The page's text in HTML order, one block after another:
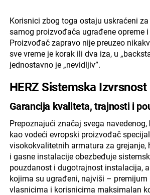
Korisnici zbog toga ostaju uskraćeni
samog proizvođača ugrađene opreme
Proizvođač zapravo nije preuzeo
sve vreme je korak ili dva iza, u
jednostavno je „nevidljiv”.
HERZ Sistemska Izvrsnost
Garancija kvaliteta, trajnosti i
Prepoznajući značaj svega navedenog,
kao vodeći evropski proizvođač
visokokvalitetnih armatura za grejanje,
i gasne instalacije obezbeđuje
pouzdanost i dugotrajnost instalacija,
kojima su ugrađeni, najviši – premijum
vlasnicima i korisnicima maksimalan